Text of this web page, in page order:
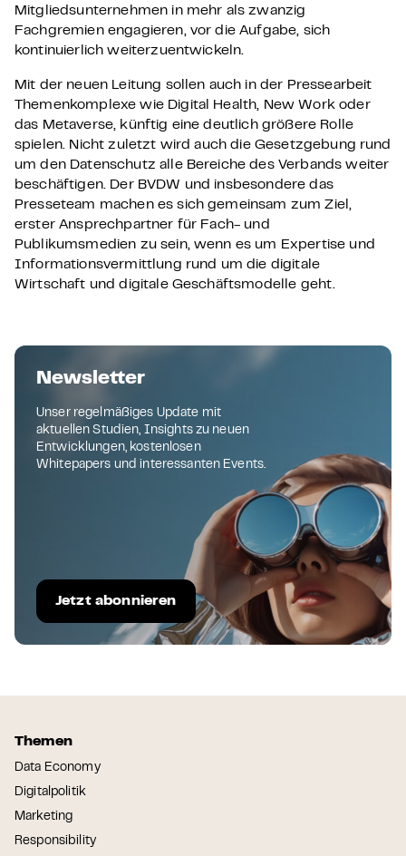
Mitgliedsunternehmen in mehr als zwanzig
Fachgremien engagieren, vor die Aufgabe, sich
kontinuierlich weiterzuentwickeln.
Mit der neuen Leitung sollen auch in der Pressearbeit
Themenkomplexe wie Digital Health, New Work oder
das Metaverse, künftig eine deutlich größere Rolle
spielen. Nicht zuletzt wird auch die Gesetzgebung rund
um den Datenschutz alle Bereiche des Verbands weiter
beschäftigen. Der BVDW und insbesondere das
Presseteam machen es sich gemeinsam zum Ziel,
erster Ansprechpartner für Fach- und
Publikumsmedien zu sein, wenn es um Expertise und
Informationsvermittlung rund um die digitale
Wirtschaft und digitale Geschäftsmodelle geht.
Newsletter
Unser regelmäßiges Update mit
aktuellen Studien, Insights zu neuen
Entwicklungen, kostenlosen
Whitepapers und interessanten Events.
Jetzt abonnieren
Themen
Data Economy
Digitalpolitik
Marketing
Responsibility